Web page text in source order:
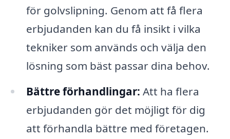
för golvslipning. Genom att få flera
erbjudanden kan du få insikt i vilka
tekniker som används och välja den
lösning som bäst passar dina behov.
Bättre förhandlingar: Att ha flera
erbjudanden gör det möjligt för dig
att förhandla bättre med företagen.